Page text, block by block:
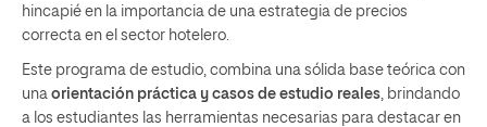
hincapié en la importancia de una estrategia de precios
correcta en el sector hotelero.
Este programa de estudio, combina una sólida base teórica con
una orientación práctica y casos de estudio reales, brindando
a los estudiantes las herramientas necesarias para destacar en